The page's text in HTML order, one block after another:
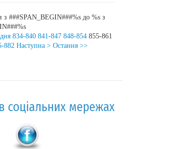
з ###SPAN_BEGIN###%s до %s з
834-840 841-847 848-854 855-861
882 Наступна > Остання >>
соціальних мережах